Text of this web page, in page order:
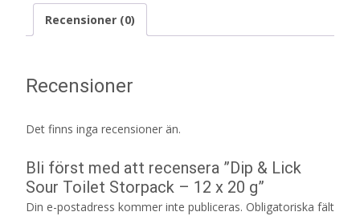
Recensioner (0)
Recensioner
Det finns inga recensioner än.
Bli först med att recensera ”Dip & Lick
Sour Toilet Storpack – 12 x 20 g”
Din e-postadress kommer inte publiceras. Obligatoriska fält